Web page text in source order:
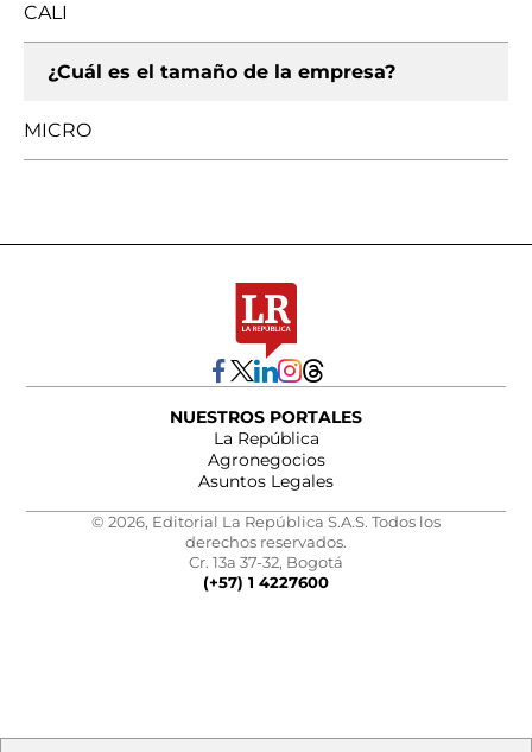
CALI
¿Cuál es el tamaño de la empresa?
MICRO
NUESTROS PORTALES
La República
Agronegocios
Asuntos Legales
© 2026, Editorial La República S.A.S. Todos los
derechos reservados.
Cr. 13a 37-32, Bogotá
(+57) 1 4227600